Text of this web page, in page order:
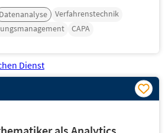
Datenanalyse
Verfahrenstechnik
CAPA